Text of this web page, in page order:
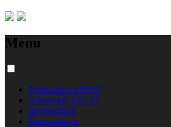
Menu
Formations à l'USJ
Admission à l'USJ
International
Équivalences